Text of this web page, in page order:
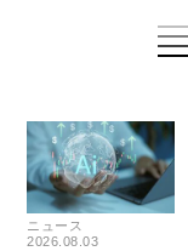
ニュース
2026.08.03